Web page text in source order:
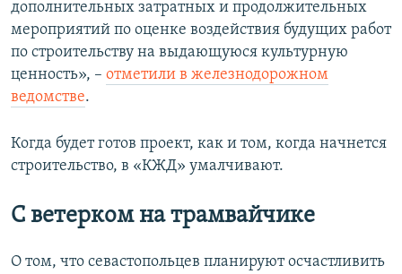
дополнительных затратных и продолжительных
мероприятий по оценке воздействия будущих работ
по строительству на выдающуюся культурную
ценность», – отметили в железнодорожном
ведомстве.
Когда будет готов проект, как и том, когда начнется
строительство, в «КЖД» умалчивают.
С ветерком на трамвайчике
О том, что севастопольцев планируют осчастливить